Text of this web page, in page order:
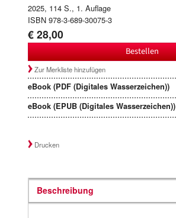
2025, 114 S., 1. Auflage
ISBN 978-3-689-30075-3
€ 28,00
Bestellen
Zur Merkliste hinzufügen
eBook (PDF (Digitales Wasserzeichen))
eBook (EPUB (Digitales Wasserzeichen))
Drucken
Beschreibung